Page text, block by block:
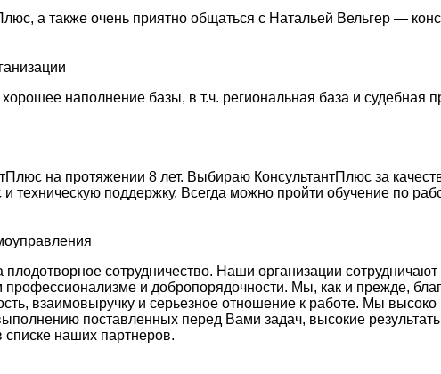
а также очень приятно общаться с Натальей Вельгер —
наполнение базы, в т.ч. региональная база и судебная
на протяжении 8 лет. Выбираю КонсультантПлюс за
техническую поддержку. Всегда можно пройти обучение по
сотрудничество. Наши организации
и добропорядочности. Мы, как и прежде,
взаимовыручку и серьезное отношение к работе. Мы
поставленных перед Вами задач, высокие
наших партнеров.